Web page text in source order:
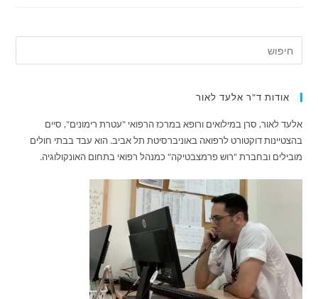
אודות ד"ר אלעד לאור
אלעד לאור, סרן במילואים ורופא במרכז הרפואי "עטרת רימונים", סיים
בהצטיינות דוקטורט לרפואה באוניברסיטת תל אביב. הוא עבד בבתי חולים
מובילים ובחברת "רוש פרמצבטיקה" כמנהל רפואי בתחום האונקולוגיה.